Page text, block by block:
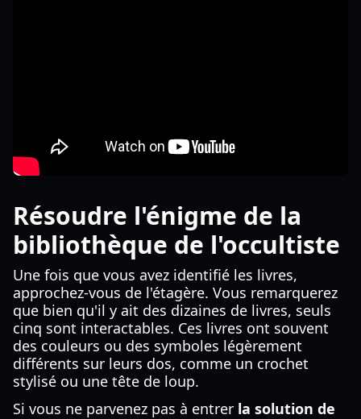
Résoudre l'énigme de la
bibliothèque de l'occultiste
Une fois que vous avez identifié les livres,
approchez-vous de l'étagère. Vous remarquerez
que bien qu'il y ait des dizaines de livres, seuls
cinq sont interactables. Ces livres ont souvent
des couleurs ou des symboles légèrement
différents sur leurs dos, comme un crochet
stylisé ou une tête de loup.
Si vous ne parvenez pas à entrer la solution de